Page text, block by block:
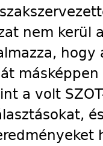
nem kerül
hogy
a volt